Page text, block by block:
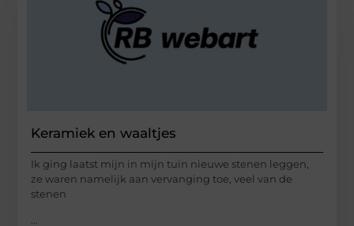
Keramiek en waaltjes
Ik ging laatst mijn in mijn tuin nieuwe stenen leggen,
ze waren namelijk aan vervanging toe, veel van de
stenen
...